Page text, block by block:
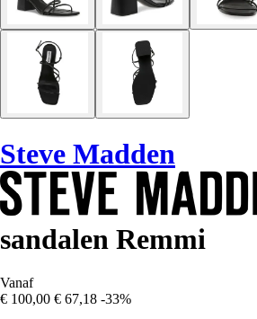
Steve Madden
sandalen Remmi
Vanaf
€ 100,00 € 67,18 -33%